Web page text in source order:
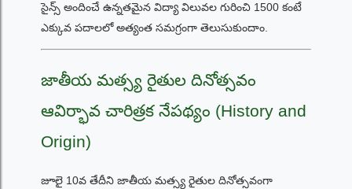
సైన్స్ అందించే ఉన్నతమైన విద్యా విలువల గురించి 1500 కంటే
ఎక్కువ పదాలలో అత్యంత సమగ్రంగా తెలుసుకుందాం.
జాతీయ మత్స్య రైతుల దినోత్సవం
ఆవిర్భావ చారిత్రక నేపథ్యం (History and
Origin)
జూలై 10వ తేదీని జాతీయ మత్స్య రైతుల దినోత్సవంగా